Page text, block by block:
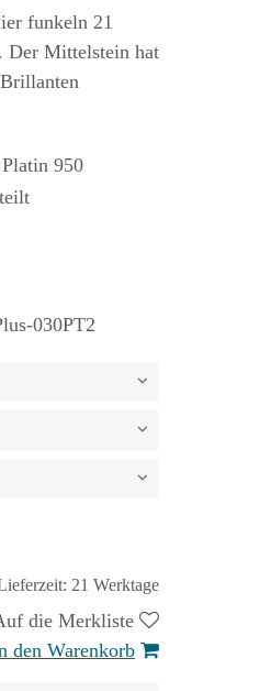
funkeln 21
Der Mittelstein hat
Platin 950
030PT2
21 Werktage
die Merkliste
den Warenkorb